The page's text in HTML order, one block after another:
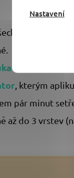
Nastavení
nečistot a
, kterým
pár minut
až do 3 vrstev